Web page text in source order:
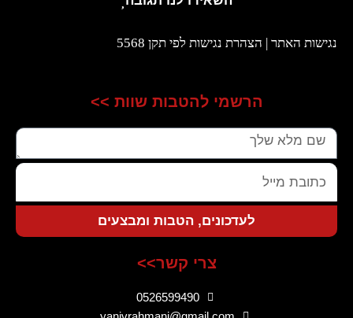
נגישות האתר | הצהרת נגישות לפי תקן 5568
הרשמי להטבות שוות >>
שם
כתובת
מייל
לעדכונים, הטבות ומבצעים
צרי קשר>>
0526599490